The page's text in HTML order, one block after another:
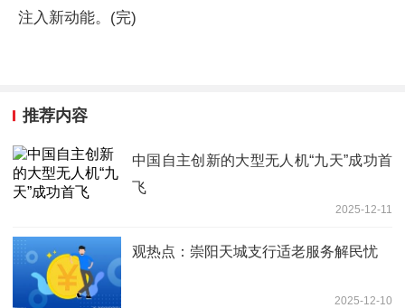
注入新动能。(完)
推荐内容
中国自主创新的大型无人机“九天”成功首
飞
2025-12-11
观热点：崇阳天城支行适老服务解民忧
2025-12-10